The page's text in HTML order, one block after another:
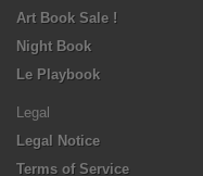
Art Book Sale !
Night Book
Le Playbook
Legal
Legal Notice
Terms of Service